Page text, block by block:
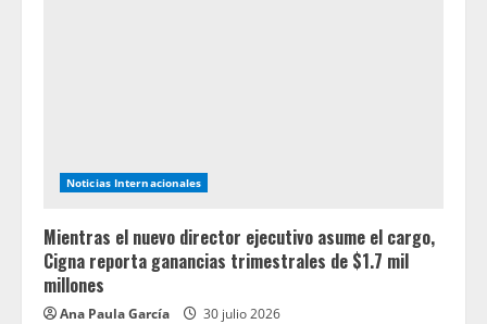
Noticias Internacionales
Mientras el nuevo director ejecutivo asume el cargo,
Cigna reporta ganancias trimestrales de $1.7 mil
millones
Ana Paula García 30 julio 2026